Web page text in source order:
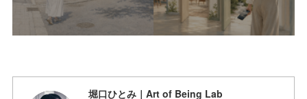
堀口ひとみ｜Art of Being Lab